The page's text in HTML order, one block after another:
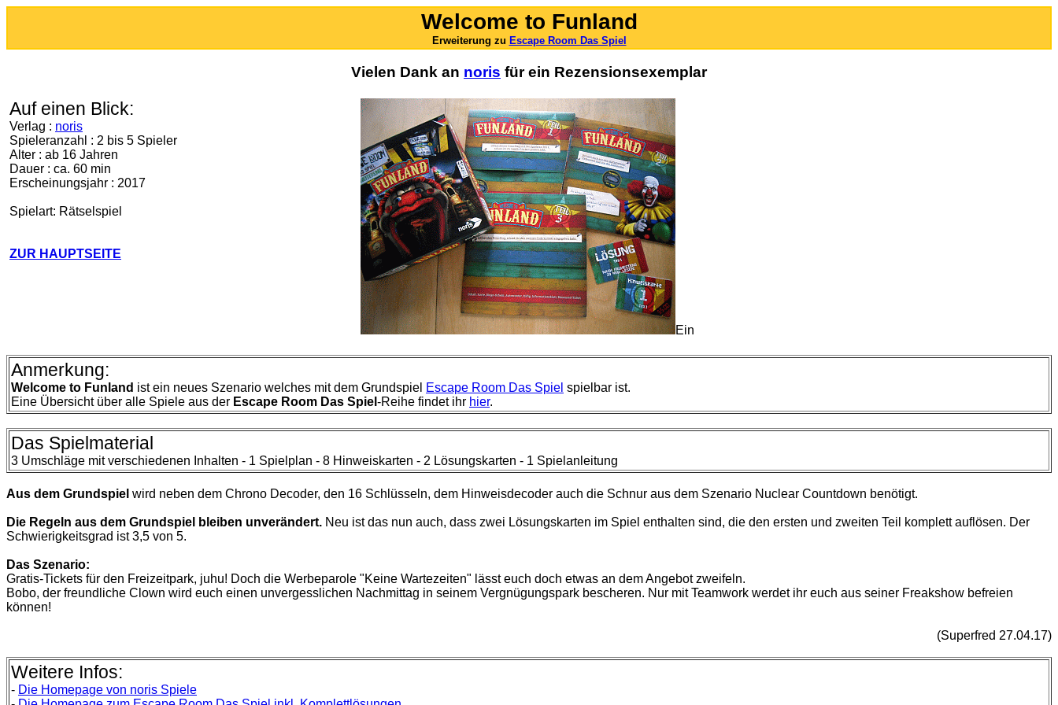
Welcome to Funland
Erweiterung zu Escape Room Das Spiel
Vielen Dank an noris für ein Rezensionsexemplar
Auf einen Blick:
Verlag : noris
Spieleranzahl : 2 bis 5 Spieler
Alter : ab 16 Jahren
Dauer : ca. 60 min
Erscheinungsjahr : 2017
Spielart: Rätselspiel
ZUR HAUPTSEITE
Ein
Anmerkung:
Welcome to Funland ist ein neues Szenario welches mit dem Grundspiel Escape Room Das Spiel spielbar ist.
Eine Übersicht über alle Spiele aus der Escape Room Das Spiel -Reihe findet ihr hier.
Das Spielmaterial
3 Umschläge mit verschiedenen Inhalten - 1 Spielplan - 8 Hinweiskarten - 2 Lösungskarten - 1 Spielanleitung
Aus dem Grundspiel wird neben dem Chrono Decoder, den 16 Schlüsseln, dem Hinweisdecoder auch die Schnur aus dem Szenario Nuclear Countdown benötigt.
Die Regeln aus dem Grundspiel bleiben unverändert. Neu ist das nun auch, dass zwei Lösungskarten im Spiel enthalten sind, die den ersten und zweiten Teil komplett auflösen. Der
Schwierigkeitsgrad ist 3,5 von 5.
Das Szenario:
Gratis-Tickets für den Freizeitpark, juhu! Doch die Werbeparole "Keine Wartezeiten" lässt euch doch etwas an dem Angebot zweifeln.
Bobo, der freundliche Clown wird euch einen unvergesslichen Nachmittag in seinem Vergnügungspark bescheren. Nur mit Teamwork werdet ihr euch aus seiner Freakshow befreien
können!
(Superfred 27.04.17)
Weitere Infos:
- Die Homepage von noris Spiele